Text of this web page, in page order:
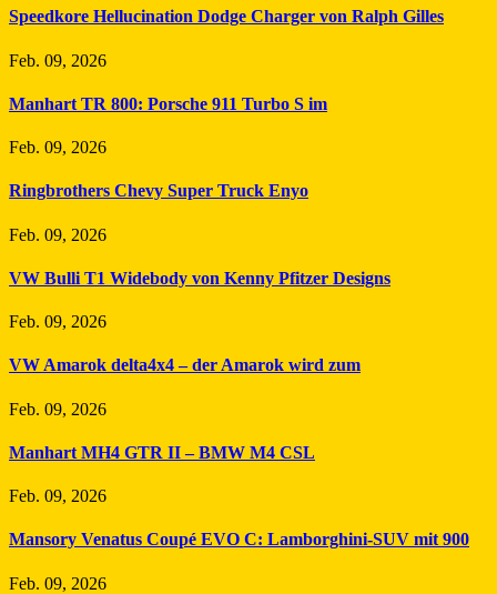
Speedkore Hellucination Dodge Charger von Ralph Gilles
Feb. 09, 2026
Manhart TR 800: Porsche 911 Turbo S im
Feb. 09, 2026
Ringbrothers Chevy Super Truck Enyo
Feb. 09, 2026
VW Bulli T1 Widebody von Kenny Pfitzer Designs
Feb. 09, 2026
VW Amarok delta4x4 – der Amarok wird zum
Feb. 09, 2026
Manhart MH4 GTR II – BMW M4 CSL
Feb. 09, 2026
Mansory Venatus Coupé EVO C: Lamborghini-SUV mit 900
Feb. 09, 2026